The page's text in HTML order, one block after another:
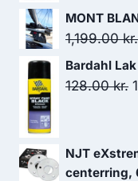
MONT
1,199.00kr.
Bardahl
128.00kr.
NJT
centerring,